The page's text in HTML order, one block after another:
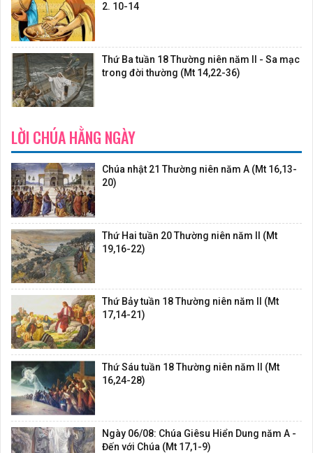
2. 10-14
Thứ Ba tuần 18 Thường niên năm II - Sa mạc
trong đời thường (Mt 14,22-36)
LỜI CHÚA HẰNG NGÀY
Chúa nhật 21 Thường niên năm A (Mt 16,13-
20)
Thứ Hai tuần 20 Thường niên năm II (Mt
19,16-22)
Thứ Bảy tuần 18 Thường niên năm II (Mt
17,14-21)
Thứ Sáu tuần 18 Thường niên năm II (Mt
16,24-28)
Ngày 06/08: Chúa Giêsu Hiển Dung năm A -
Đến với Chúa (Mt 17,1-9)